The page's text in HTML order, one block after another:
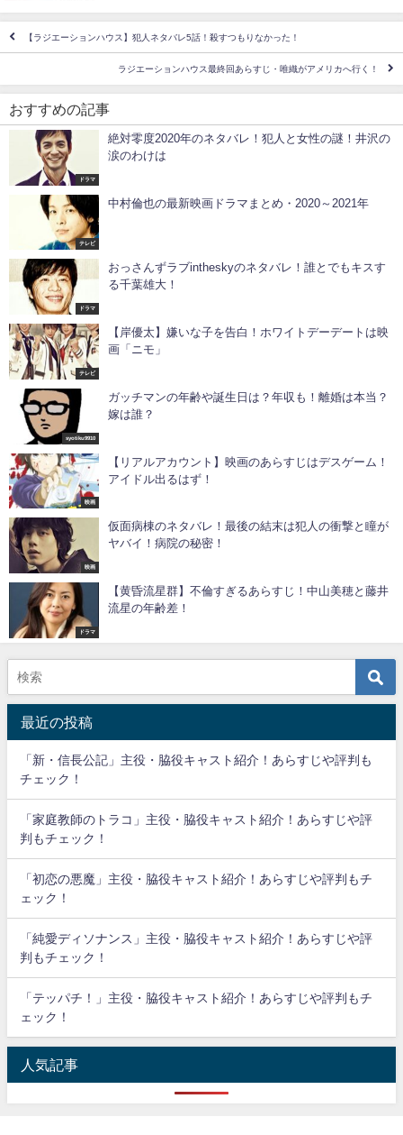
【ラジエーションハウス】犯人ネタバレ5話！殺すつもりなかった！
ラジエーションハウス最終回あらすじ・唯織がアメリカへ行く！
おすすめの記事
ドラマ
絶対零度2020年のネタバレ！犯人と女性の謎！井沢の
涙のわけは
テレビ
中村倫也の最新映画ドラマまとめ・2020～2021年
ドラマ
おっさんずラブintheskyのネタバレ！誰とでもキスす
る千葉雄大！
テレビ
【岸優太】嫌いな子を告白！ホワイトデーデートは映
画「ニモ」
syotiku9910
ガッチマンの年齢や誕生日は？年収も！離婚は本当？
嫁は誰？
映画
【リアルアカウント】映画のあらすじはデスゲーム！
アイドル出るはず！
映画
仮面病棟のネタバレ！最後の結末は犯人の衝撃と瞳が
ヤバイ！病院の秘密！
ドラマ
【黄昏流星群】不倫すぎるあらすじ！中山美穂と藤井
流星の年齢差！
最近の投稿
「新・信長公記」主役・脇役キャスト紹介！あらすじや評判も
チェック！
「家庭教師のトラコ」主役・脇役キャスト紹介！あらすじや評
判もチェック！
「初恋の悪魔」主役・脇役キャスト紹介！あらすじや評判もチ
ェック！
「純愛ディソナンス」主役・脇役キャスト紹介！あらすじや評
判もチェック！
「テッパチ！」主役・脇役キャスト紹介！あらすじや評判もチ
ェック！
人気記事